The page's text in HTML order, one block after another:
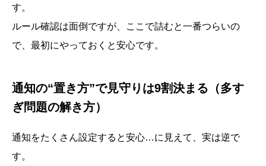
す。
ルール確認は面倒ですが、ここで詰むと一番つらいの
で、最初にやっておくと安心です。
通知の“置き方”で見守りは9割決まる（多す
ぎ問題の解き方）
通知をたくさん設定すると安心…に見えて、実は逆で
す。